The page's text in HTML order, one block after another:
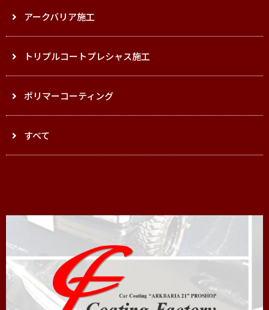
アークバリア施工
トリプルコートプレシャス施工
ポリマーコーティング
すべて